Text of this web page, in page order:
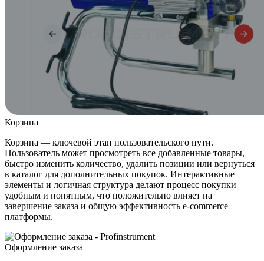
Корзина
Корзина — ключевой этап пользовательского пути.
Пользователь может просмотреть все добавленные товары,
быстро изменить количество, удалить позиции или вернуться
в каталог для дополнительных покупок. Интерактивные
элементы и логичная структура делают процесс покупки
удобным и понятным, что положительно влияет на
завершение заказа и общую эффективность e-commerce
платформы.
Оформление заказа